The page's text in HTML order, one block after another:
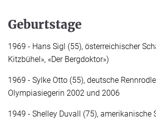
Geburtstage
1969 - Hans Sigl (55), österreichischer
Kitzbühel», «Der Bergdoktor»)
1969 - Sylke Otto (55), deutsche
Olympiasiegerin 2002 und 2006
1949 - Shelley Duvall (75), amerikanische